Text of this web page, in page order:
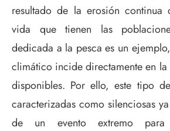
resultado de la erosión
vida que tienen las
dedicada a la pesca es un
climático incide directamente en
disponibles. Por ello, este tipo
caracterizadas como silenciosas
de un evento extremo para